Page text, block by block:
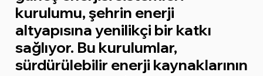
kurulumu, şehrin enerji
altyapısına yenilikçi bir katkı
sağlıyor. Bu kurulumlar,
sürdürülebilir enerji kaynaklarının